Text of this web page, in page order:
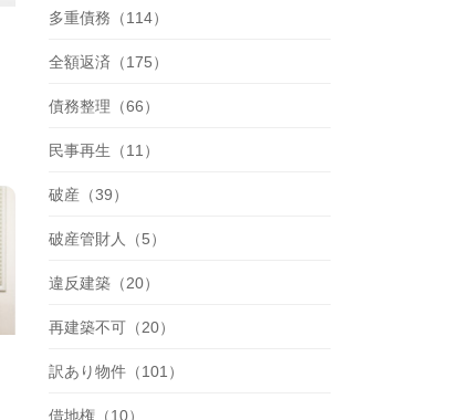
多重債務（114）
全額返済（175）
債務整理（66）
民事再生（11）
破産（39）
破産管財人（5）
違反建築（20）
再建築不可（20）
訳あり物件（101）
借地権（10）